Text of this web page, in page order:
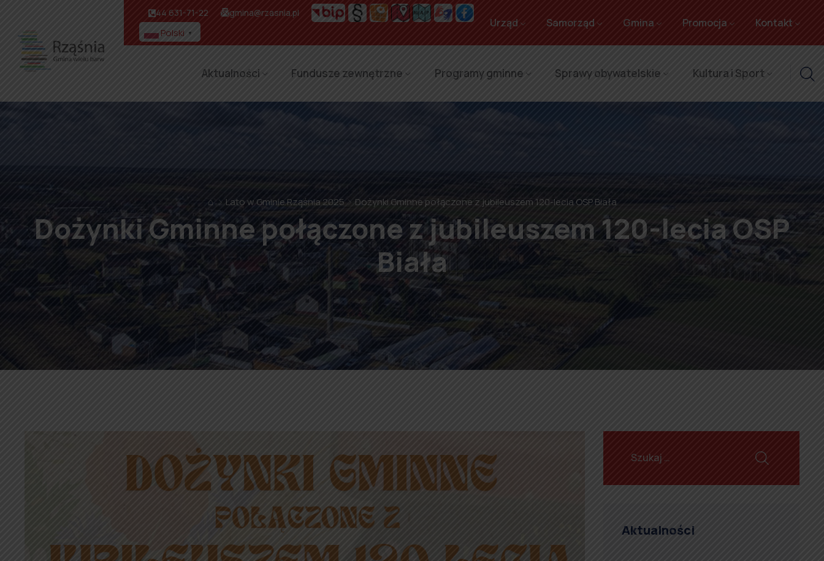
44 631-71-22 gmina@rzasnia.pl
Polski ▼
Urząd Samorząd Gmina Promocja Kontakt
Aktualności Fundusze zewnętrzne Programy gminne Sprawy obywatelskie Kultura i Sport
⌂ Lato w Gminie Rząśnia 2025 Dożynki Gminne połączone z jubileuszem 120-lecia OSP Biała
Dożynki Gminne połączone z jubileuszem 120-lecia OSP
Biała
Aktualności